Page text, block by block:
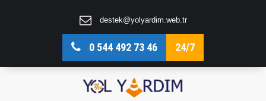
destek@yolyardim.web.tr
0 544 492 73 46 24/7